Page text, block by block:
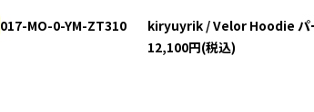
017-MO-0-YM-ZT310
kiryuyrik / Velor Hoodie
12,100円(税込)